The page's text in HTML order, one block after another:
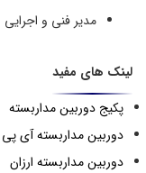
مدیر فنی و اجرایی
لینک های مفید
پکیج دوربین مداربسته
دوربین مداربسته آی پی
دوربین مداربسته ارزان